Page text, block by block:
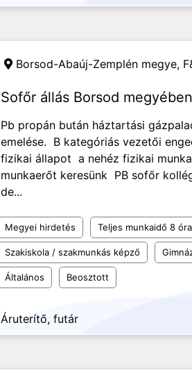
Borsod-Abaúj-Zemplén megye,
Sofőr állás Borsod megyében
Pb propán bután háztartási
emelése. B kategóriás vezetői
fizikai állapot a nehéz fizikai
munkaerőt keresünk PB sofőr
de...
Megyei hirdetés Teljes munkaidő 8 óra
Szakiskola / szakmunkás képző
Általános Beosztott
Áruterítő, futár